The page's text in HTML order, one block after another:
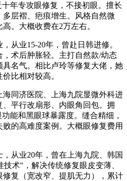
年专攻眼修复，不接初眼。擅长
层褶、疤痕增生。风格自然微
。大概收费在2万左右。
从业15-20年，曾赴日韩进修。
术后肿胀轻。主打自然款/幼态
名气。相比卢玲等修复大佬，她
比相对较高。
海同济医院、上海九院显微外科进
平行改扇形、内眼角回包。拥
能和黑眼球暴露度。缝合精细，
的高难度案例。大概眼修复费用
从业20年，曾在上海九院、韩国
术"，解决传统修复眼皮变薄、
复（宽改窄、提肌无力），累计